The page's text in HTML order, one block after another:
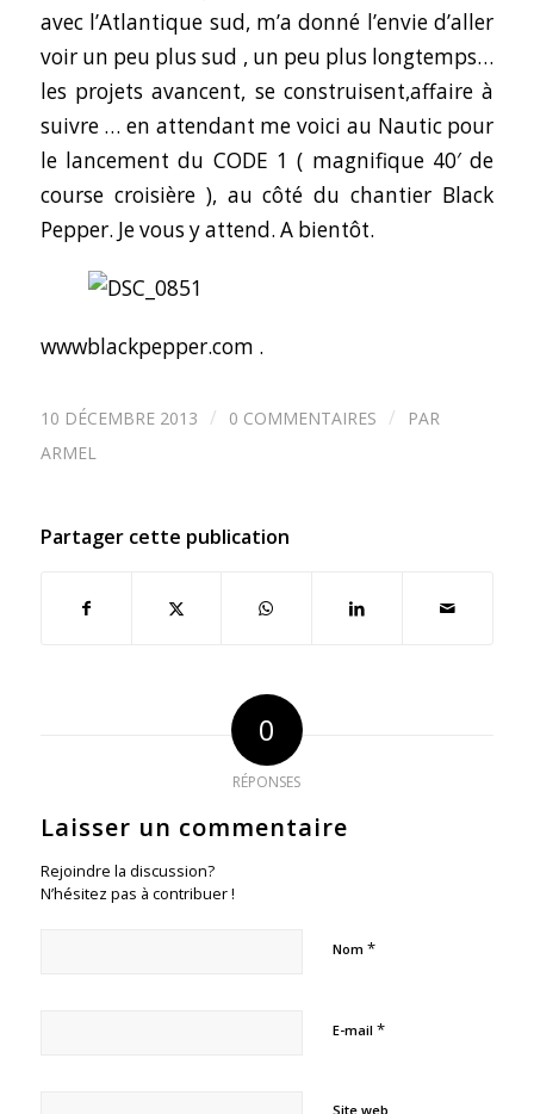
avec l’Atlantique sud, m’a donné l’envie d’aller
voir un peu plus sud , un peu plus longtemps…
les projets avancent, se construisent,affaire à
suivre … en attendant me voici au Nautic pour
le lancement du CODE 1 ( magnifique 40′ de
course croisière ), au côté du chantier Black
Pepper. Je vous y attend. A bientôt.
wwwblackpepper.com .
10 DÉCEMBRE 2013 / 0 COMMENTAIRES /
PAR
ARMEL
Partager cette publication
0
RÉPONSES
Laisser un commentaire
Rejoindre la discussion?
N’hésitez pas à contribuer !
Nom *
E-mail *
Site web